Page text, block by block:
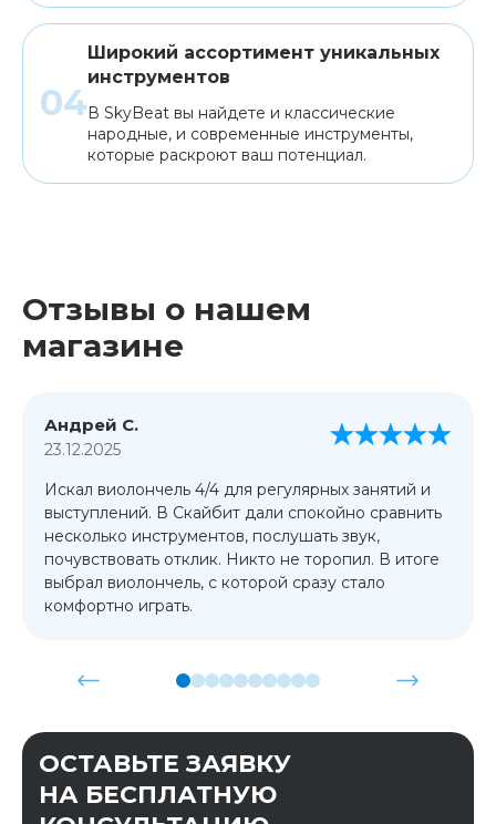
Широкий ассортимент уникальных
инструментов
В SkyBeat вы найдете и классические
народные, и современные инструменты,
которые раскроют ваш потенциал.
Отзывы о нашем
магазине
Андрей С.
23.12.2025
Искал виолончель 4/4 для регулярных занятий и
выступлений. В Скайбит дали спокойно сравнить
несколько инструментов, послушать звук,
почувствовать отклик. Никто не торопил. В итоге
выбрал виолончель, с которой сразу стало
комфортно играть.
ОСТАВЬТЕ ЗАЯВКУ
НА БЕСПЛАТНУЮ